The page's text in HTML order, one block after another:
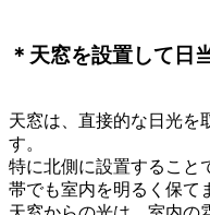
＊天窓を設置して日
天窓は、直接的な日光を
す。
特に北側に設置すること
帯でも室内を明るく保て